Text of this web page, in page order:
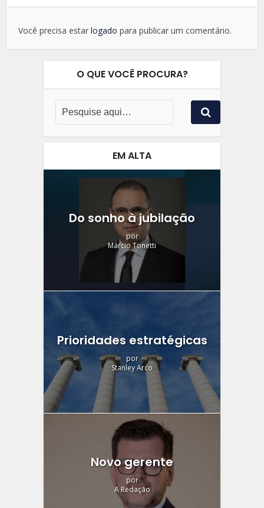
Você precisa estarlogado para publicar um comentário.
O QUE VOCÊ PROCURA?
EM ALTA
Do sonho à jubilação
por
Márcio Tonetti
Prioridades estratégicas
por
Stanley Arco
Novo gerente
por
A Redação